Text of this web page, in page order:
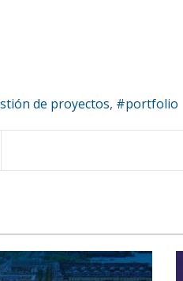
de proyectos portfolio